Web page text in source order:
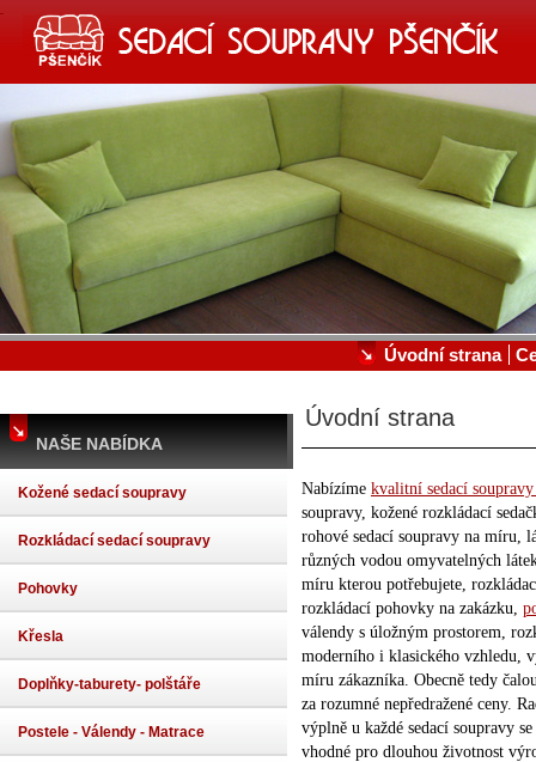
SEDACÍ SOUPRAVY, KOŽENÉ
VÝROBA A PRODEJ SEDACÍCH SOUPRAV A POSTELÍ
Úvodní strana
Úvodní strana
Nabízíme kvalitní sedací
soupravy, kožené rozkládací
rohové sedací soupravy na míru,
různých vodou omyvatelných
míru kterou potřebujete,
rozkládací pohovky na zakázku,
válendy s úložným prostorem,
moderního i klasického vzhledu,
míru zákazníka. Obecně tedy
za rozumné nepředražené ceny.
výplně u každé sedací soupravy
vhodné pro dlouhou životnost
NAŠE NABÍDKA
Kožené sedací soupravy
Rozkládací sedací soupravy
Pohovky
Křesla
Doplňky-taburety- polštáře
Postele - Válendy - Matrace